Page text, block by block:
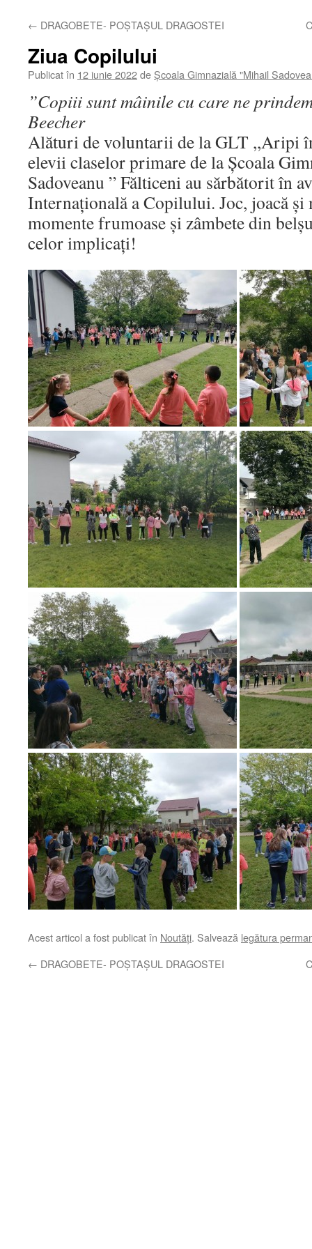
← DRAGOBETE- POȘTAȘUL DRAGOSTEI
Ziua Copilului
Publicat în 12 iunie 2022de Școala Gimnazială "Mihail
”Copiii sunt mâinile cu care ne
Beecher
Alături de voluntarii de la GLT ,,Aripi
elevii claselor primare de la Școala
Sadoveanu ” Fălticeni au sărbătorit în
Internațională a Copilului. Joc, joacă și
momente frumoase și zâmbete din
celor implicați!
Acest articol a fost publicat în Noutăți. Salvează legătura
← DRAGOBETE- POȘTAȘUL DRAGOSTEI